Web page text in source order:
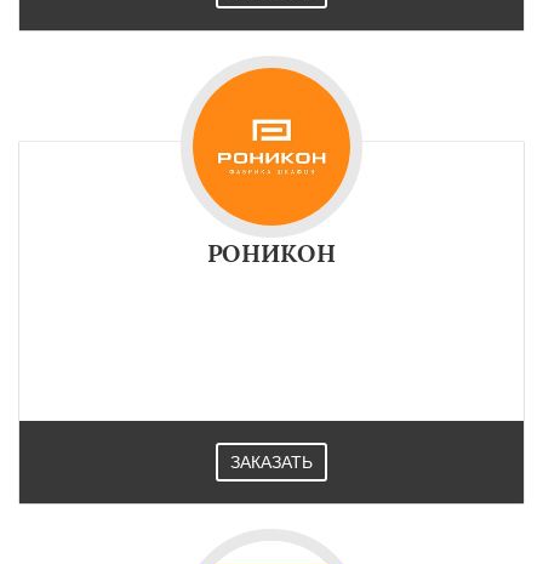
РОНИКОН
ЗАКАЗАТЬ